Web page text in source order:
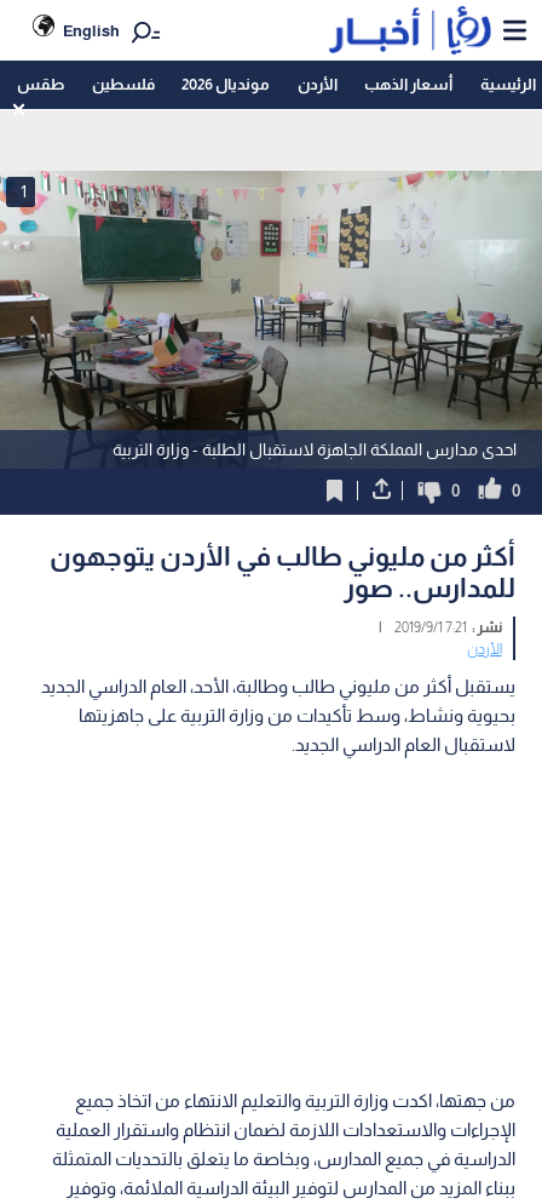
English
الرئيسية أسعار الذهب الأردن مونديال 2026 فلسطين طقس
احدى مدارس المملكة الجاهزة لاستقبال الطلبة - وزارة التربية
1
0
0
أكثر من مليوني طالب في الأردن يتوجهون
للمدارس.. صور
نشر : 7:21 2019/9/1
|
الأردن
يستقبل أكثر من مليوني طالب وطالبة، الأحد، العام الدراسي الجديد
بحيوية ونشاط، وسط تأكيدات من وزارة التربية على جاهزيتها
لاستقبال العام الدراسي الجديد.
من جهتها، اكدت وزارة التربية والتعليم الانتهاء من اتخاذ جميع
الإجراءات والاستعدادات اللازمة لضمان انتظام واستقرار العملية
الدراسية في جميع المدارس، وبخاصة ما يتعلق بالتحديات المتمثلة
ببناء المزيد من المدارس لتوفير البيئة الدراسية الملائمة، وتوفير